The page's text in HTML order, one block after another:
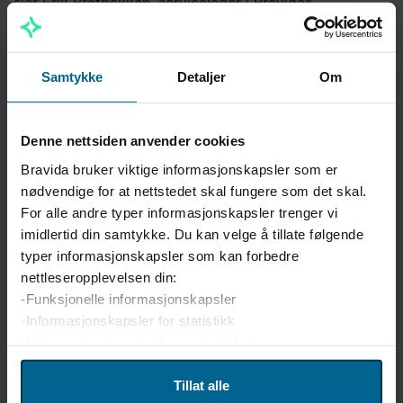
Samtykke Detaljer Om
Denne nettsiden anvender cookies
Bravida bruker viktige informasjonskapsler som er
nødvendige for at nettstedet skal fungere som det skal.
For alle andre typer informasjonskapsler trenger vi
imidlertid din samtykke. Du kan velge å tillate følgende
typer informasjonskapsler som kan forbedre
nettleseropplevelsen din:
-Funksjonelle informasjonskapsler
-Informasjonskapsler for statistikk
Vi bruker enhetsidentifikatorer til å tilpasse innhold og
Tillat alle
røravdeling i Oslo og Sandvika.
Vannkvalitet som driftsfaktor
– Vann er ikke bare et medium som flytter varme. Det
hvordan hele systemet oppfører seg, sier Bratbakken.
Når vannet er rent og kjemisk stabilt, får pumper,
ventiler og varmevekslere langt jevnere
arbeidsforhold. Et balansert anlegg gir færre
driftsforstyrrelser, mer stabil effekt og bedre
forutsigbarhet gjennom året. Mange eiere merker først
effekten av god vannkvalitet når de opplever hvor
stille og stabilt anlegget faktisk går.